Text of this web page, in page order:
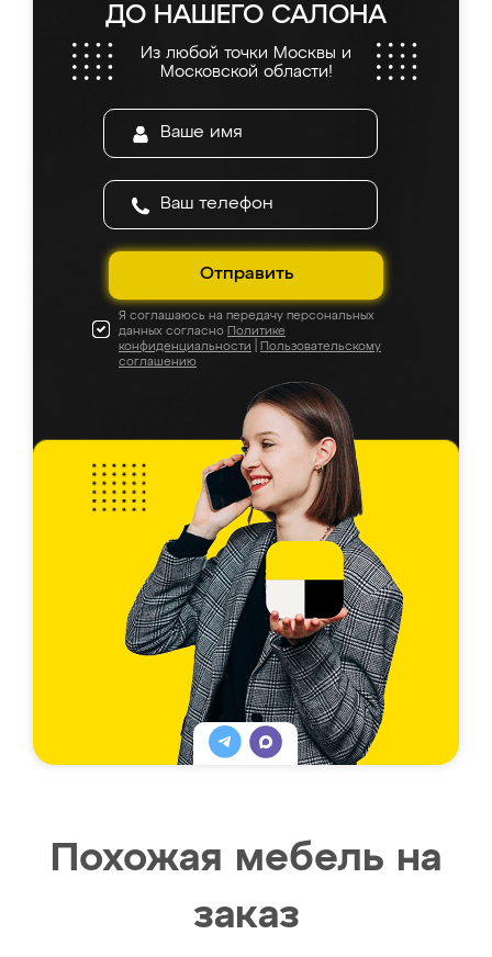
ДО НАШЕГО САЛОНА
Из любой точки Москвы и
Московской области!
Отправить
Я соглашаюсь на передачу персональных
данных согласно Политике
конфиденциальности
Пользовательскому
соглашению
Похожая мебель на
заказ